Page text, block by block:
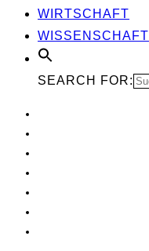
WIRT­SCHAFT
WIS­SEN­SCHAFT
SEARCH FOR: